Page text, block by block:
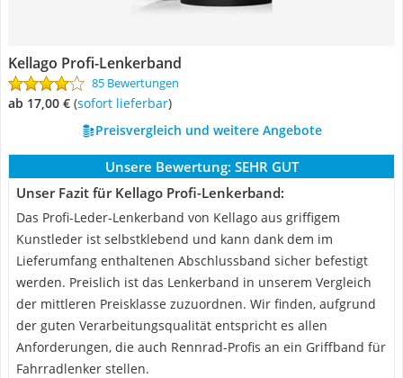
Kellago Profi-Lenkerband
85 Bewertungen
ab 17,00 € ( Sofort lieferbar)
Preisvergleich und weitere Angebote
Unsere Bewertung: SEHR GUT
Unser Fazit für Kellago Profi-Lenkerband:
Das Profi-Leder-Lenkerband von Kellago aus griffigem
Kunstleder ist selbstklebend und kann dank dem im
Lieferumfang enthaltenen Abschlussband sicher befestigt
werden. Preislich ist das Lenkerband in unserem Vergleich
der mittleren Preisklasse zuzuordnen. Wir finden, aufgrund
der guten Verarbeitungsqualität entspricht es allen
Anforderungen, die auch Rennrad-Profis an ein Griffband für
Fahrradlenker stellen.